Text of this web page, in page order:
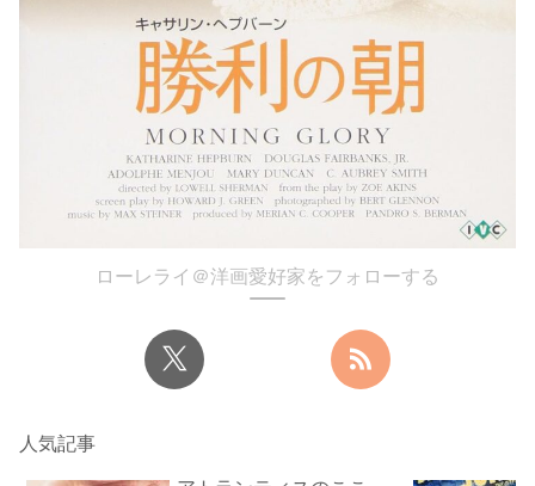
ローレライ＠洋画愛好家をフォローする
人気記事